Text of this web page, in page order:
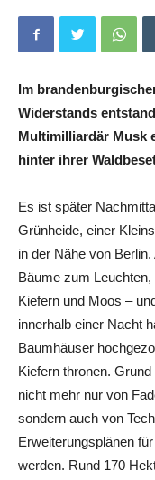
Im
Widerstands
Multimilliardär Musk
hinter ihrer
Es ist später
Grünheide, einer
in der Nähe von
Bäume zum
Kiefern und Moos –
innerhalb einer Nacht
Baumhäuser
Kiefern thronen.
nicht mehr nur von
sondern auch von
Erweiterungsplänen
werden. Rund 170